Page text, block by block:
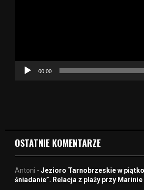
c
00:00
OSTATNIE KOMENTARZE
Antoni - Jezioro Tarnobrzeskie w
śniadanie”. Relacja z plaży przy Marinie